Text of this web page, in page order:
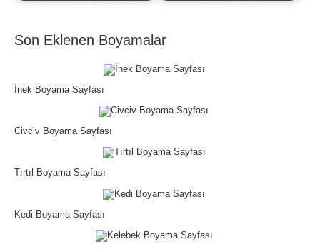
Son Eklenen Boyamalar
İnek Boyama Sayfası
Civciv Boyama Sayfası
Tırtıl Boyama Sayfası
Kedi Boyama Sayfası